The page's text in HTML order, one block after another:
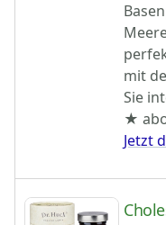
mit
Sie
★
Jetzt